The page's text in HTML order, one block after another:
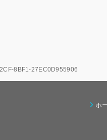
8BF1-27EC0D955906
ホ